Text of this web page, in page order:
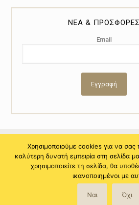
ΝΕΑ & ΠΡΟΣΦΟΡΕΣ
Email
© 2021 Copyright by Myral - Powered by
rights reserved.
Χρησιμοποιούμε cookies για να
καλύτερη δυνατή εμπειρία στη σελίδα
χρησιμοποιείτε τη σελίδα, θα
ικανοποιημένοι με
Ναι Όχι